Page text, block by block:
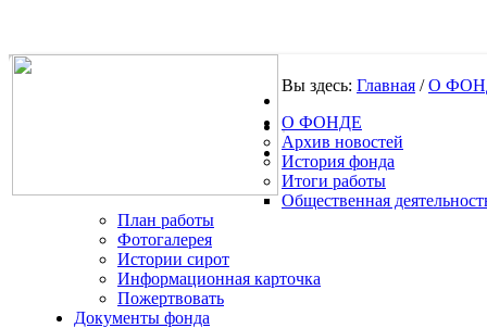
.
Вы здесь: Главная /О
О ФОНДЕ
Архив новостей
История фонда
Итоги работы
Общественная
План работы
Фотогалерея
Истории сирот
Информационная карточка
Пожертвовать
Документы фонда